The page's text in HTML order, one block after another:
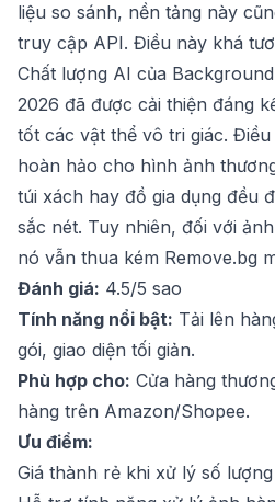
liệu so sánh, nền tảng này
truy cập API. Điều này khá
Chất lượng AI của
2026 đã được cải thiện đáng
tốt các vật thể vô tri giác.
hoàn hảo cho hình ảnh
túi xách hay đồ gia dụng đều
sắc nét. Tuy nhiên, đối với
nó vẫn thua kém Remove.bg
Đánh giá: 4.5/5 sao
Tính năng nổi bật: Tải lên
gói, giao diện tối giản.
Phù hợp cho: Cửa hàng
hàng trên Amazon/Shopee.
Ưu điểm:
Giá thành rẻ khi xử lý số